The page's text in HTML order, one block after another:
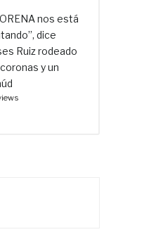
nos está
dice
Ruiz rodeado
y un